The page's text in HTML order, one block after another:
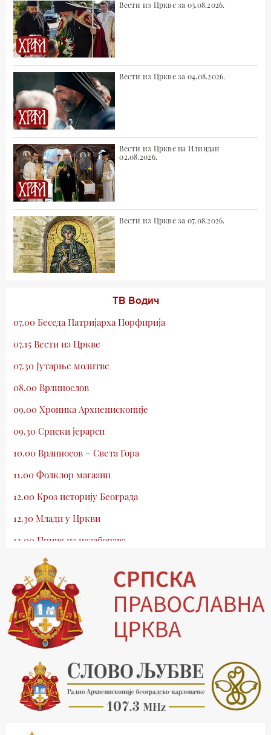
Вести из Цркве за 03.08.2026.
Вести из Цркве за 04.08.2026.
Вести из Цркве на Илиндан
02.08.2026.
Вести из Цркве за 07.08.2026.
ТВ Водич
07.00 Беседа Патријарха Порфирија
07.15 Вести из Цркве
07.30 Јутарње молитве
08.00 Врлинослов
09.00 Хроника Архиепископије
09.30 Српски јерарси
10.00 Врлиносов – Света Гора
11.00 Фолклор магазин
12.00 Кроз историју Београда
12.30 Млади у Цркви
13.00 Приче из незаборава
13.30 Храм културе
14.00 Питања и одговори
15.03 Беседа Патријарха Порфирија
15.15 Молитве
15.30 Манастири на Косову и Метохији
16.03 Српска историјска читанка
16.30 Тврђаве Дунава
17.03 Бит – емисија Ненада Гугла